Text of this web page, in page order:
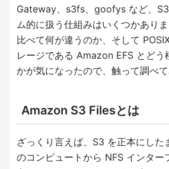
Gateway、s3fs、goofys など、
ム的に扱う仕組みはいくつかあり
比べて何が違うのか、そして
レージである Amazon EFS とどう
かが気になったので、触って調べて
Amazon S3 Filesとは
ざっくり言えば、S3 を正本にした
のコンピュートから NFS インター